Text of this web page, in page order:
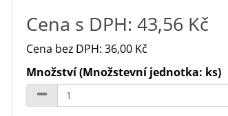
Cena s DPH: 43,56 Kč
Cena bez DPH: 36,00 Kč
Množství (Množstevní jednotka: ks)